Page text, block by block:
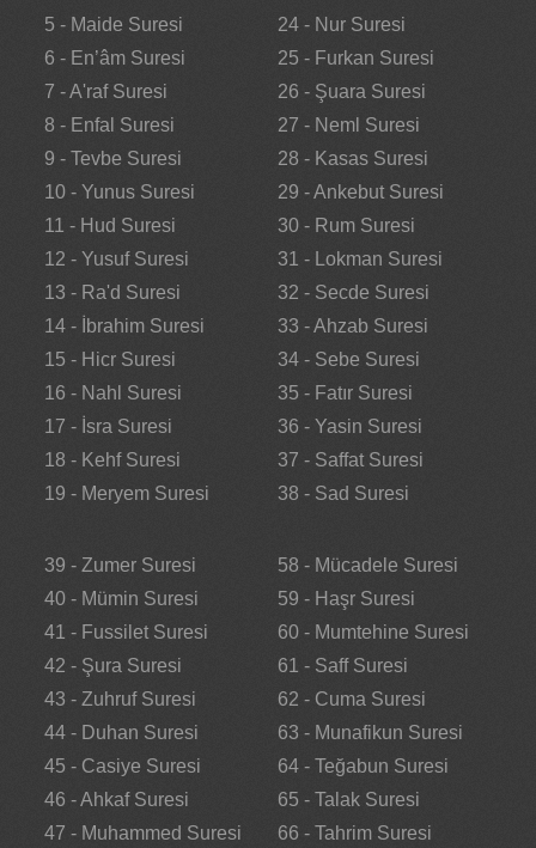
5 - Maide Suresi
6 - En’âm Suresi
7 - A'raf Suresi
8 - Enfal Suresi
9 - Tevbe Suresi
10 - Yunus Suresi
11 - Hud Suresi
12 - Yusuf Suresi
13 - Ra'd Suresi
14 - İbrahim Suresi
15 - Hicr Suresi
16 - Nahl Suresi
17 - İsra Suresi
18 - Kehf Suresi
19 - Meryem Suresi
24 - Nur Suresi
25 - Furkan Suresi
26 - Şuara Suresi
27 - Neml Suresi
28 - Kasas Suresi
29 - Ankebut Suresi
30 - Rum Suresi
31 - Lokman Suresi
32 - Secde Suresi
33 - Ahzab Suresi
34 - Sebe Suresi
35 - Fatır Suresi
36 - Yasin Suresi
37 - Saffat Suresi
38 - Sad Suresi
39 - Zumer Suresi
40 - Mümin Suresi
41 - Fussilet Suresi
42 - Şura Suresi
43 - Zuhruf Suresi
44 - Duhan Suresi
45 - Casiye Suresi
46 - Ahkaf Suresi
47 - Muhammed Suresi
58 - Mücadele Suresi
59 - Haşr Suresi
60 - Mumtehine Suresi
61 - Saff Suresi
62 - Cuma Suresi
63 - Munafikun Suresi
64 - Teğabun Suresi
65 - Talak Suresi
66 - Tahrim Suresi